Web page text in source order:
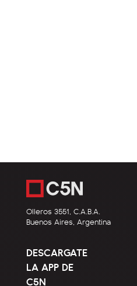
Olleros 3551, C.A.B.A.
Buenos Aires, Argentina
DESCARGATE
LA APP DE
C5N